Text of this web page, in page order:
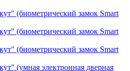
(биометрический замок Smart
(биометрический замок Smart
(биометрический замок Smart
(умная электронная дверная